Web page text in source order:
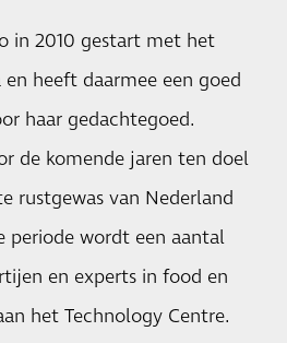
in 2010 gestart met het
en heeft daarmee een goed
haar gedachtegoed.
de komende jaren ten doel
rustgewas van Nederland
periode wordt een aantal
en experts in food en
het Technology Centre.